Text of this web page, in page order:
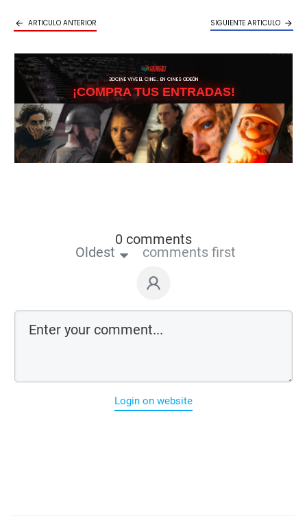
ARTICULO ANTERIOR SIGUIENTE ARTICULO
3DCINE VIVE EL CINE… EN CINES ODEÓN
¡COMPRA TUS ENTRADAS!
0 comments
Oldest comments first
Login on website